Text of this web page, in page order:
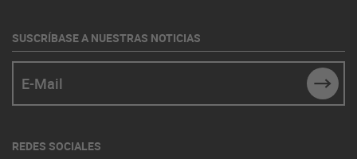
SUSCRÍBASE A NUESTRAS NOTICIAS
REDES SOCIALES